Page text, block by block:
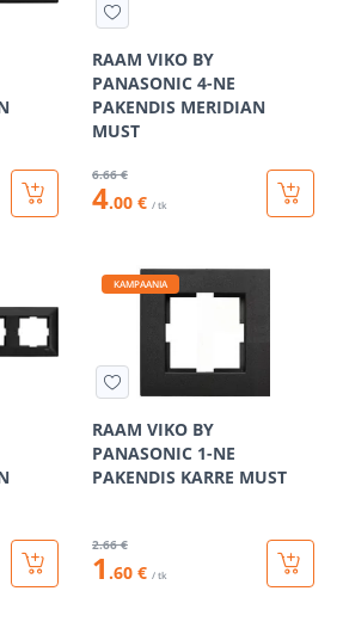
RAAM VIKO BY
PANASONIC 4-NE
PAKENDIS MERIDIAN
MUST
6.66 €
4.00 € / tk
KAMPAANIA
RAAM VIKO BY
PANASONIC 1-NE
PAKENDIS KARRE MUST
2.66 €
1 .60 € / tk